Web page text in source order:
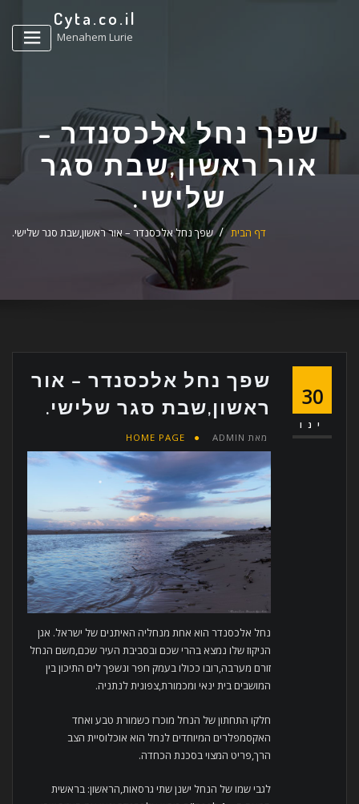
Cyta.co.il
Menahem Lurie
שפך נחל אלכסנדר –
אור ראשון,שבת סגר
שלישי.
דף הבית שפך נחל אלכסנדר – אור ראשון,שבת סגר שלישי.
30
ינו
שפך נחל אלכסנדר – אור
ראשון,שבת סגר שלישי.
מאת ADMIN
HOME PAGE
נחל אלכסנדר הוא אחת מנחליה האיתנים של ישראל. אגן
הניקוז שלו נמצא בהרי שכם ובסביבת העיר שכם,משם הנחל
זורם מערבה,רובו ככולו בעמק חפר ונשפך לים התיכון בין
המושבים בית ינאי ומכמורת,צפונית לנתניה.
חלקו התחתון של הנחל מוכרז כשמורת טבע ואחד
האקסמפלרים המיוחדים לנחל הוא אוכלוסיית הצב
הרך,פריט המצוי בסכנת הכחדה.
לגבי שמו של הנחל ישנן שתי גרסאות,הראשון: בראשית